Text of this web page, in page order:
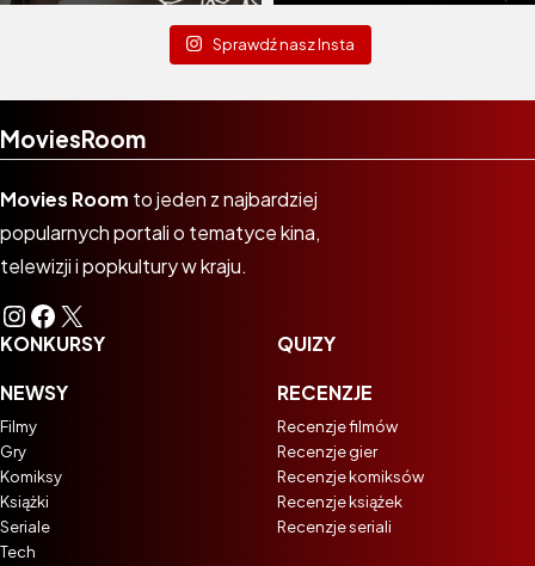
Sprawdź nasz Insta
MoviesRoom
Movies Room to jeden z najbardziej
popularnych portali o tematyce kina,
telewizji i popkultury w kraju.
Instagram
Facebook
X
KONKURSY
NEWSY
Filmy
Gry
Komiksy
Książki
Seriale
Tech
QUIZY
RECENZJE
Recenzje filmów
Recenzje gier
Recenzje komiksów
Recenzje książek
Recenzje seriali